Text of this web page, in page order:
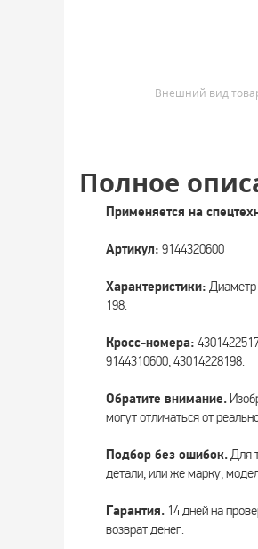
Внешний вид
Полное
Применяется на
Артикул: 9144320600
Характеристики:
198.
Кросс-номера:
9144310600, 43014228198.
Обратите внимание.
могут отличаться от
Подбор без ошибок.Для
детали, или же марку,
Гарантия. 14 дней на
возврат денег.